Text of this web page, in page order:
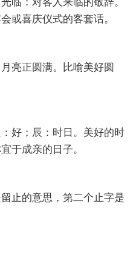
或喜庆仪式的客套话。
亮正圆满。比喻美好圆
好；辰：时日。美好的时
于成亲的日子。
止的意思，第二个止字是